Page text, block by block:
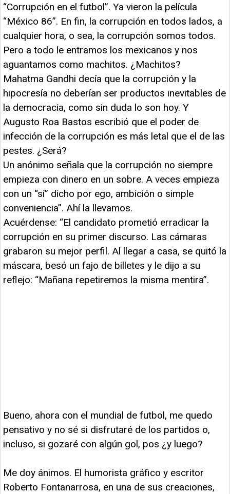
“Corrupción en el futbol”. Ya vieron la película
“México 86”. En fin, la corrupción en todos lados, a
cualquier hora, o sea, la corrupción somos todos.
Pero a todo le entramos los mexicanos y nos
aguantamos como machitos. ¿Machitos?
Mahatma Gandhi decía que la corrupción y la
hipocresía no deberían ser productos inevitables de
la democracia, como sin duda lo son hoy. Y
Augusto Roa Bastos escribió que el poder de
infección de la corrupción es más letal que el de las
pestes. ¿Será?
Un anónimo señala que la corrupción no siempre
empieza con dinero en un sobre. A veces empieza
con un “sí” dicho por ego, ambición o simple
conveniencia”. Ahí la llevamos.
Acuérdense: “El candidato prometió erradicar la
corrupción en su primer discurso. Las cámaras
grabaron su mejor perfil. Al llegar a casa, se quitó la
máscara, besó un fajo de billetes y le dijo a su
reflejo: “Mañana repetiremos la misma mentira”.
Bueno, ahora con el mundial de futbol, me quedo
pensativo y no sé si disfrutaré de los partidos o,
incluso, si gozaré con algún gol, pos ¿y luego?
Me doy ánimos. El humorista gráfico y escritor
Roberto Fontanarrosa, en una de sus creaciones,